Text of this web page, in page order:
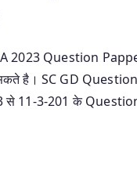
2023 Question
है। SC GD
से 11-3-201 के